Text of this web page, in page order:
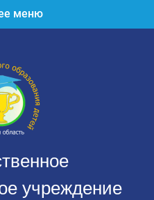
меню
учреждение